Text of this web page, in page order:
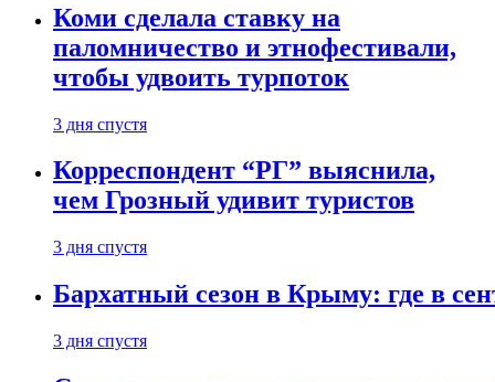
Коми сделала ставку на
паломничество и этнофестивали,
чтобы удвоить турпоток
3 дня спустя
Корреспондент “РГ” выяснила,
чем Грозный удивит туристов
3 дня спустя
Бархатный сезон в Крыму: где в
3 дня спустя